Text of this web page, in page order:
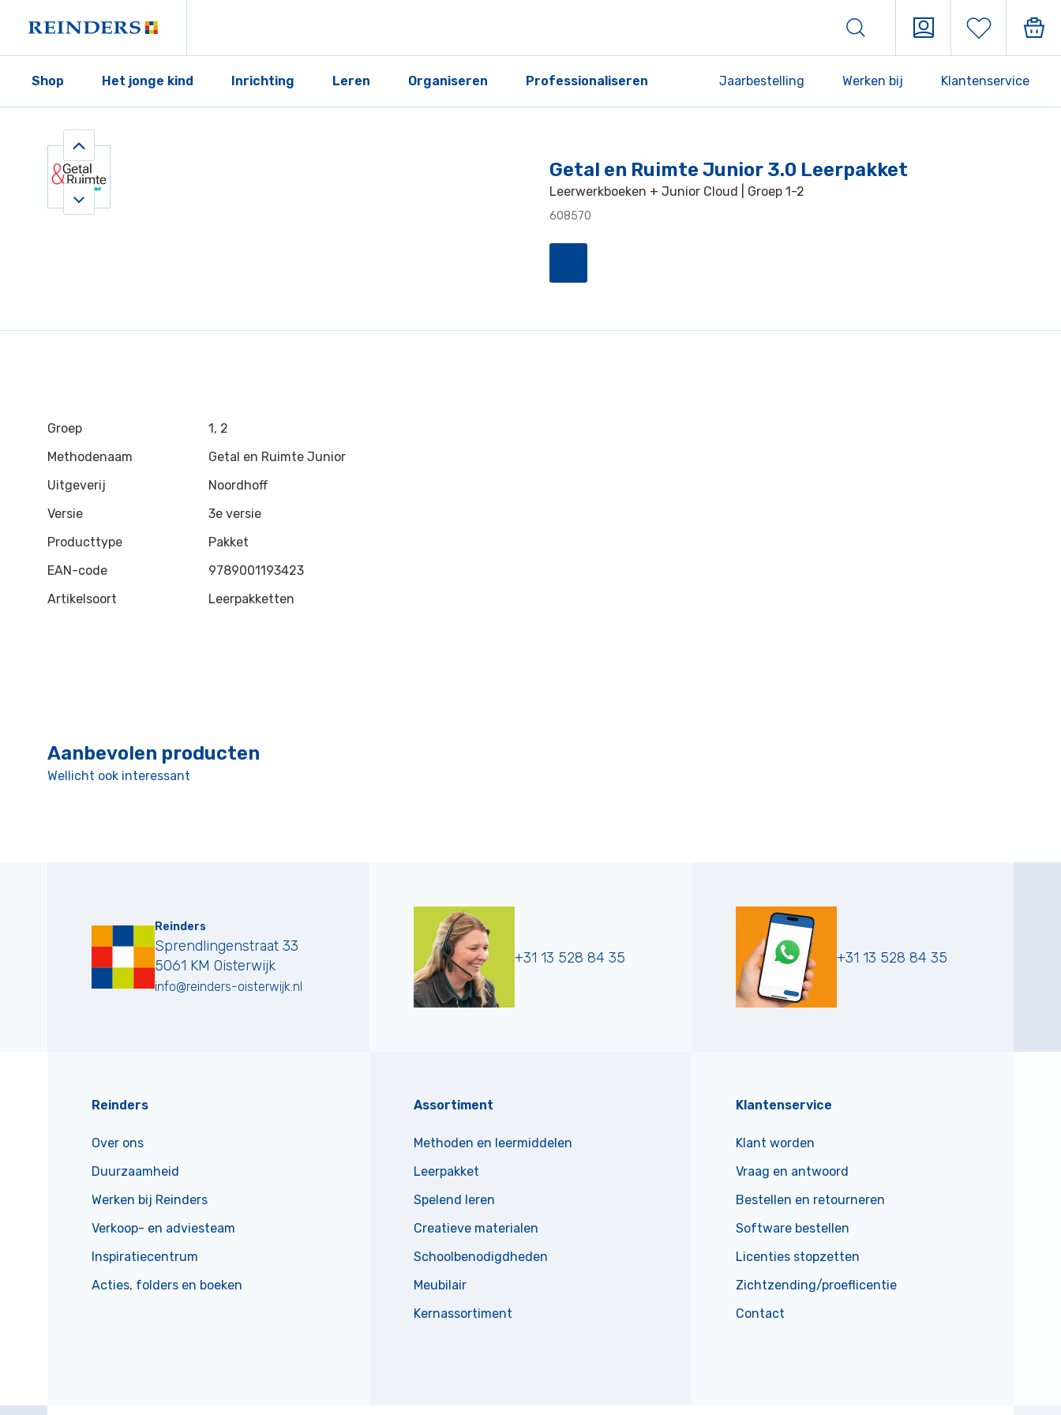
Shop Het jonge kind Inrichting Leren Organiseren Professionaliseren Jaarbestelling Werken bij Klantenservice
Getal en Ruimte Junior 3.0 Leerpakket
Leerwerkboeken + Junior Cloud | Groep 1-2
608570
Groep
1, 2
Methodenaam
Getal en Ruimte Junior
Uitgeverij
Noordhoff
Versie
3e versie
Producttype
Pakket
EAN-code
9789001193423
Artikelsoort
Leerpakketten
Aanbevolen producten
Wellicht ook interessant
Reinders
Sprendlingenstraat 33
5061 KM Oisterwijk
info@reinders-oisterwijk.nl
+31 13 528 84 35 +31 13 528 84 35
Reinders
Over ons
Duurzaamheid
Werken bij Reinders
Verkoop- en adviesteam
Inspiratiecentrum
Acties, folders en boeken
Assortiment
Methoden en leermiddelen
Leerpakket
Spelend leren
Creatieve materialen
Schoolbenodigdheden
Meubilair
Kernassortiment
Klantenservice
Klant worden
Vraag en antwoord
Bestellen en retourneren
Software bestellen
Licenties stopzetten
Zichtzending/proeflicentie
Contact